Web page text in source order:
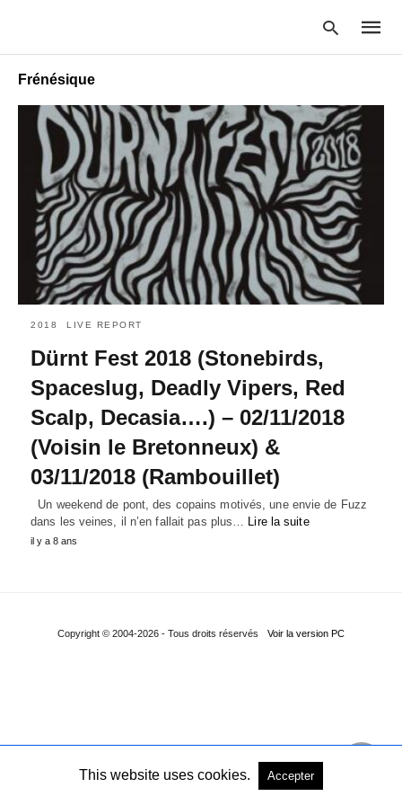
your
search
query
and
hit
enter:
Frénésique
2018 LIVE REPORT
Dürnt Fest 2018 (Stonebirds,
Spaceslug, Deadly Vipers, Red
Scalp, Decasia….) – 02/11/2018
(Voisin le Bretonneux) &
03/11/2018 (Rambouillet)
Un weekend de pont, des copains motivés, une envie de Fuzz
dans les veines, il n’en fallait pas plus… Lire la suite
il y a 8 ans
Copyright © 2004-2026 - Tous droits réservés Voir la version PC
This website uses cookies. Accepter